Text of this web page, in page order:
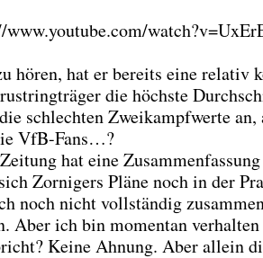
hören, hat er bereits eine
die höchs­te
schlech­ten Zwei­kampf­wer­te
VfB-Fans…?
hat eine
Zor­ni­gers Plä­ne noch in der
noch nicht voll­stän­dig
Aber ich bin momen­tan
Kei­ne Ahnung. Aber allein